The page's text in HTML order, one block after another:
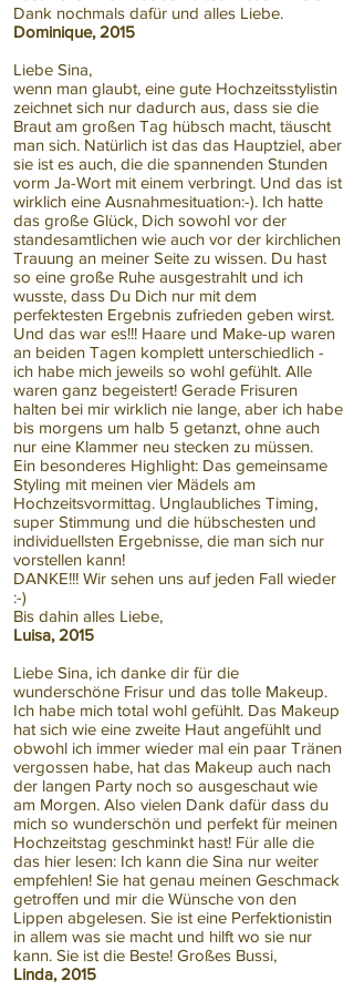
Dank nochmals dafür und alles Liebe.
Dominique, 2015
Liebe Sina,
wenn man glaubt, eine gute Hochzeitsstylistin
zeichnet sich nur dadurch aus, dass sie die
Braut am großen Tag hübsch macht, täuscht
man sich. Natürlich ist das das Hauptziel, aber
sie ist es auch, die die spannenden Stunden
vorm Ja-Wort mit einem verbringt. Und das ist
wirklich eine Ausnahmesituation:-). Ich hatte
das große Glück, Dich sowohl vor der
standesamtlichen wie auch vor der kirchlichen
Trauung an meiner Seite zu wissen. Du hast
so eine große Ruhe ausgestrahlt und ich
wusste, dass Du Dich nur mit dem
perfektesten Ergebnis zufrieden geben wirst.
Und das war es!!! Haare und Make-up waren
an beiden Tagen komplett unterschiedlich -
ich habe mich jeweils so wohl gefühlt. Alle
waren ganz begeistert! Gerade Frisuren
halten bei mir wirklich nie lange, aber ich habe
bis morgens um halb 5 getanzt, ohne auch
nur eine Klammer neu stecken zu müssen.
Ein besonderes Highlight: Das gemeinsame
Styling mit meinen vier Mädels am
Hochzeitsvormittag. Unglaubliches Timing,
super Stimmung und die hübschesten und
individuellsten Ergebnisse, die man sich nur
vorstellen kann!
DANKE!!! Wir sehen uns auf jeden Fall wieder
:-)
Bis dahin alles Liebe,
Luisa, 2015
Liebe Sina, ich danke dir für die
wunderschöne Frisur und das tolle Makeup.
Ich habe mich total wohl gefühlt. Das Makeup
hat sich wie eine zweite Haut angefühlt und
obwohl ich immer wieder mal ein paar Tränen
vergossen habe, hat das Makeup auch nach
der langen Party noch so ausgeschaut wie
am Morgen. Also vielen Dank dafür dass du
mich so wunderschön und perfekt für meinen
Hochzeitstag geschminkt hast! Für alle die
das hier lesen: Ich kann die Sina nur weiter
empfehlen! Sie hat genau meinen Geschmack
getroffen und mir die Wünsche von den
Lippen abgelesen. Sie ist eine Perfektionistin
in allem was sie macht und hilft wo sie nur
kann. Sie ist die Beste! Großes Bussi,
Linda, 2015